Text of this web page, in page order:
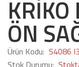
ÖN
Ürün Kodu: S4086
Stok Durumu: